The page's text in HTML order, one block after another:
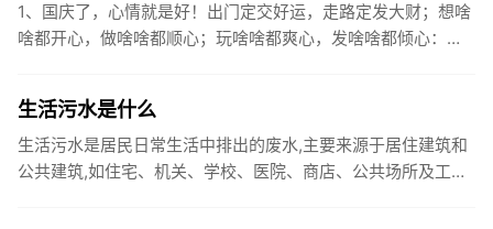
1、国庆了，心情就是好！出门定交好运，走路定发大财；想啥
啥都开心，做啥啥都顺心；玩啥啥都爽心，发啥啥都倾心：祝
生活污水是什么
生活污水是居民日常生活中排出的废水,主要来源于居住建筑和
公共建筑,如住宅、机关、学校、医院、商店、公共场所及工业